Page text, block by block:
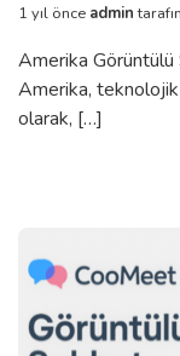
1 yıl önce admin
Amerika
Amerika,
olarak, […]